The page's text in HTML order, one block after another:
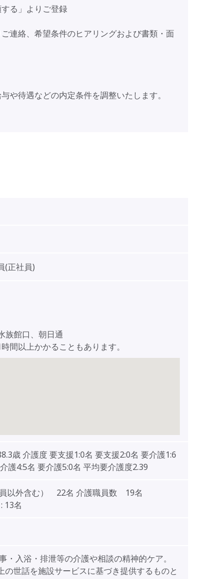
する」よりご登録
ご連絡、希望条件のヒアリングおよび書類・面
や待遇などの内定条件を調整いたします。
(正社員)
族館口、朝日通
間以上かかることもあります。
歳 介護度 要支援1:0名 要支援2:0名 要介護1:6
護4:5名 要介護5:0名 平均要介護度2.39
員以外含む） 22名 介護職員数 19名
13名
・入浴・排泄等の介護や相談の精神的ケア。
世話を施設サービスに基づき提供するものと